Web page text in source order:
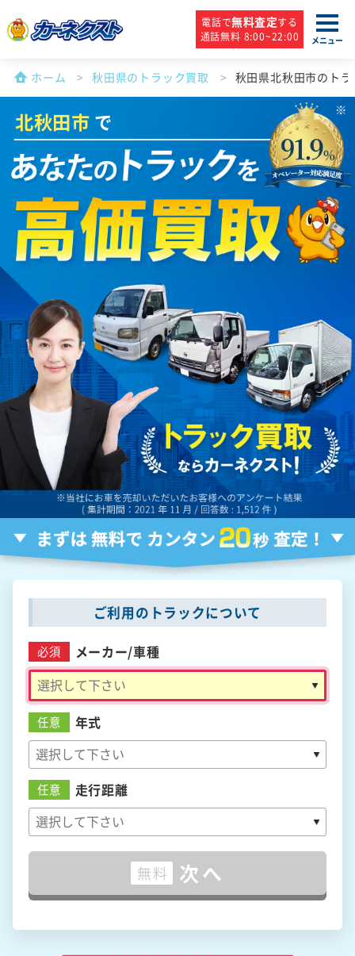
電話で無料査定する
通話無料 8:00~22:00
メニュー
ホーム 秋田県のトラック買取 秋田県北秋田市のト
北秋田市 で
ご利用のトラックについて
必須 メーカー/車種
任意 年式
任意 走行距離
無料 次へ